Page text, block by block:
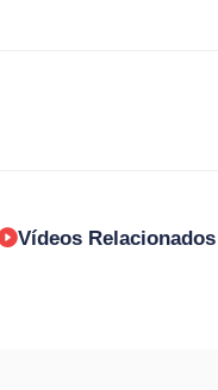
Vídeos Relacionados